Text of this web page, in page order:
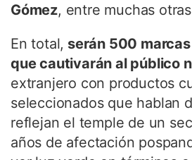
Gómez, entre muchas
En total, serán 500
que cautivarán al público
extranjero con productos
seleccionados que hablan
reflejan el temple de un
años de afectación